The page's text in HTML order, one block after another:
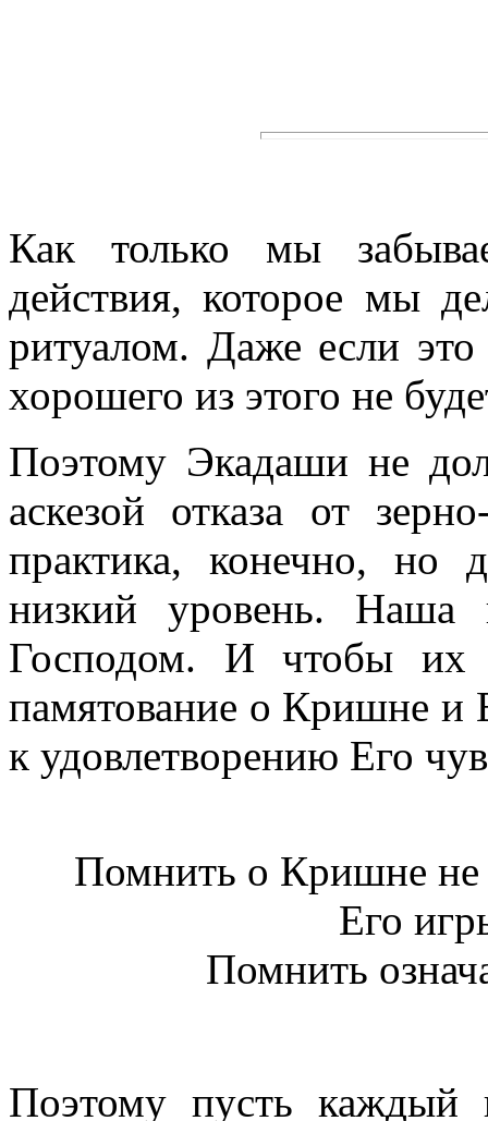
Как только мы
действия, которое мы
ритуалом. Даже если
хорошего из этого не
Поэтому Экадаши не
аскезой отказа от
практика, конечно, но
низкий уровень. Наша
Господом. И чтобы их
памятование о Кришне и
к удовлетворению Его
Помнить о Кришне не
Его
Помнить
Поэтому пусть каждый